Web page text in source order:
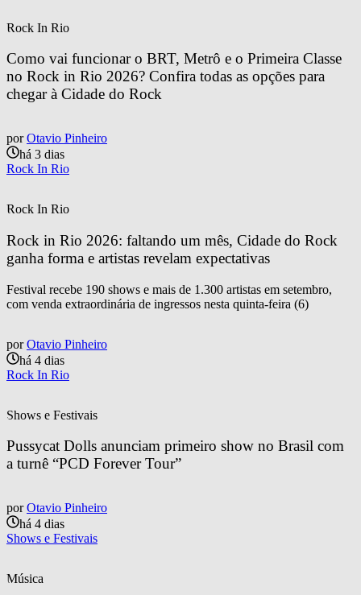
Rock In Rio
Como vai funcionar o BRT, Metrô e o Primeira Classe
no Rock in Rio 2026? Confira todas as opções para
chegar à Cidade do Rock
por Otavio Pinheiro
há 3 dias
Rock In Rio
Rock In Rio
Rock in Rio 2026: faltando um mês, Cidade do Rock
ganha forma e artistas revelam expectativas
Festival recebe 190 shows e mais de 1.300 artistas em setembro,
com venda extraordinária de ingressos nesta quinta-feira (6)
por Otavio Pinheiro
há 4 dias
Rock In Rio
Shows e Festivais
Pussycat Dolls anunciam primeiro show no Brasil com
a turnê “PCD Forever Tour”
por Otavio Pinheiro
há 4 dias
Shows e Festivais
Música